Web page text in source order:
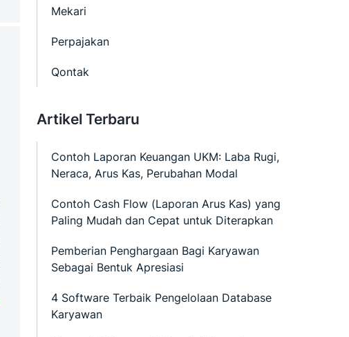
Mekari
Perpajakan
Qontak
Artikel Terbaru
Contoh Laporan Keuangan UKM: Laba Rugi,
Neraca, Arus Kas, Perubahan Modal
Contoh Cash Flow (Laporan Arus Kas) yang
Paling Mudah dan Cepat untuk Diterapkan
Pemberian Penghargaan Bagi Karyawan
Sebagai Bentuk Apresiasi
4 Software Terbaik Pengelolaan Database
Karyawan